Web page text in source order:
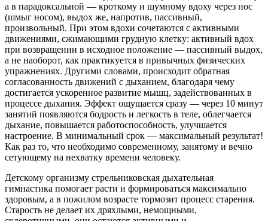
а в парадоксальной — кроткому и шумному вдоху через нос
(шмыг носом), выдох же, напротив, пассивный,
произвольный. При этом вдохи сочетаются с активными
движениями, сжимающими грудную клетку: активный вдох
при возвращении в исходное положение — пассивный выдох,
а не наоборот, как практикуется в привычных физических
упражнениях. Другими словами, происходит обратная
согласованность движений с дыханием, благодаря чему
достигается ускоренное развитие мышц, задействованных в
процессе дыхания. Эффект ощущается сразу — через 10 минут
занятий появляются бодрость и легкость в теле, облегчается
дыхание, повышается работоспособность, улучшается
настроение. В минимальный срок — максимальный результат!
Как раз то, что необходимо современному, занятому и вечно
сетующему на нехватку времени человеку.
Детскому организму стрельниковская дыхательная
гимнастика помогает расти и формироваться максимально
здоровым, а в пожилом возрасте тормозит процесс старения.
Старость не делает их дряхлыми, немощными,